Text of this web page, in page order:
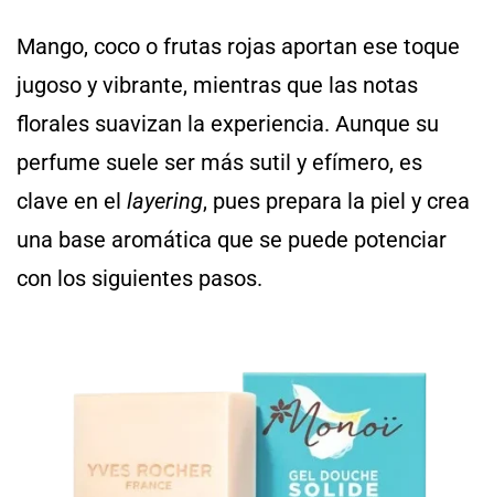
Mango, coco o frutas rojas aportan ese toque
jugoso y vibrante, mientras que las notas
florales suavizan la experiencia. Aunque su
perfume suele ser más sutil y efímero, es
clave en el layering, pues prepara la piel y crea
una base aromática que se puede potenciar
con los siguientes pasos.